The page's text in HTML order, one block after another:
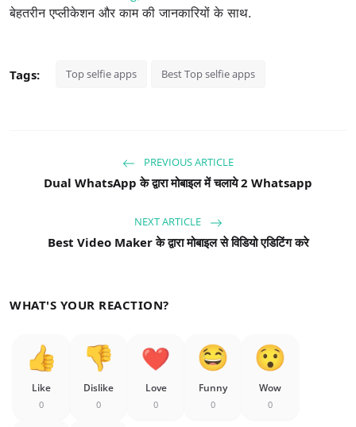
बेहतरीन एप्लीकेशन और काम की जानकारियों के साथ.
Tags: Top selfie apps Best Top selfie apps
PREVIOUS ARTICLE
Dual WhatsApp के द्वारा मोबाइल में चलाये 2 Whatsapp
NEXT ARTICLE
Best Video Maker के द्वारा मोबाइल से विडियो एडिटिंग करे
WHAT'S YOUR REACTION?
Like
0
Dislike
0
Love
0
Funny
0
Wow
0